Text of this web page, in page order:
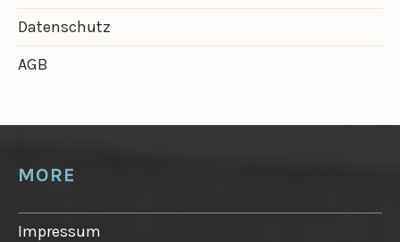
Datenschutz
AGB
MORE
Impressum